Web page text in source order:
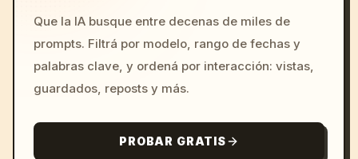
Que la IA busque entre decenas de miles de
prompts. Filtrá por modelo, rango de fechas y
palabras clave, y ordená por interacción: vistas,
guardados, reposts y más.
PROBAR GRATIS